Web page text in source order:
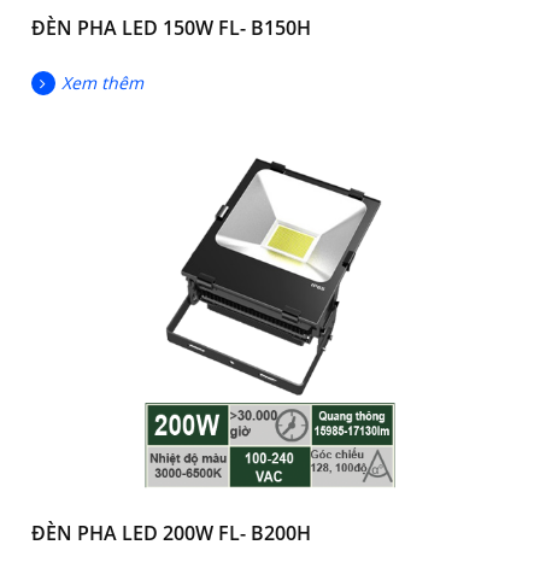
ĐÈN PHA LED 150W FL- B150H
Xem thêm
ĐÈN PHA LED 200W FL- B200H